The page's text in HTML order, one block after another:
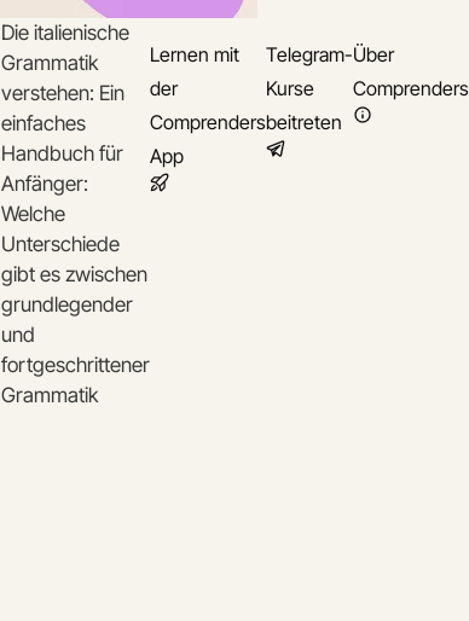
Die italienische
Grammatik
verstehen: Ein
einfaches
Handbuch für
Anfänger:
Welche
Unterschiede
gibt es zwischen
grundlegender
und
fortgeschrittener
Grammatik
Lernen mit
der
Comprenders
App
Telegram-
Kurse
beitreten
Über
Comprenders